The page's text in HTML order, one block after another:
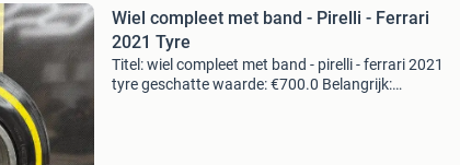
Wiel compleet met band - Pirelli - Ferrari
2021 Tyre
Titel: wiel compleet met band - pirelli - ferrari 2021
tyre geschatte waarde: €700.0 Belangrijk: